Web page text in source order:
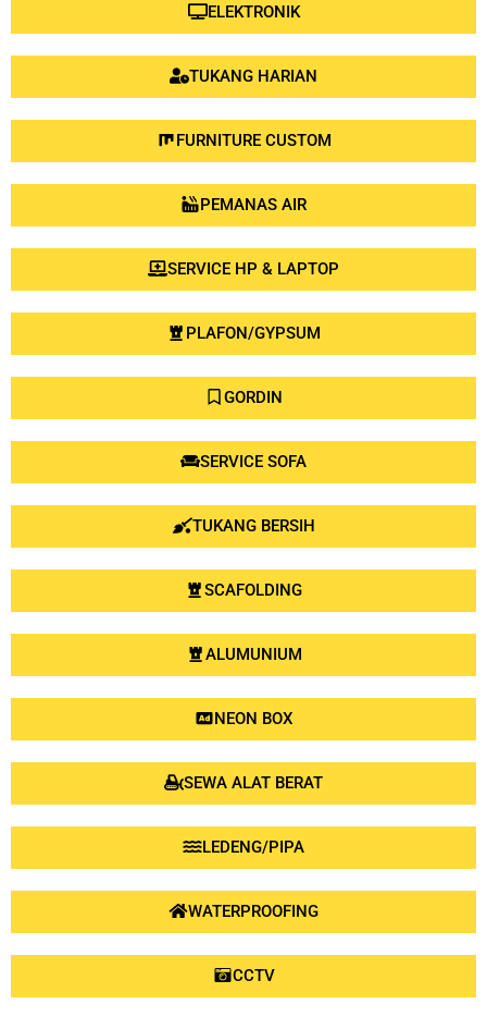
ELEKTRONIK
TUKANG HARIAN
FURNITURE CUSTOM
PEMANAS AIR
SERVICE HP & LAPTOP
PLAFON/GYPSUM
GORDIN
SERVICE SOFA
TUKANG BERSIH
SCAFOLDING
ALUMUNIUM
NEON BOX
SEWA ALAT BERAT
LEDENG/PIPA
WATERPROOFING
CCTV